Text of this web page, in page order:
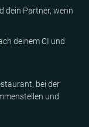
dein Partner, wenn
deinem CI und
bei der
und